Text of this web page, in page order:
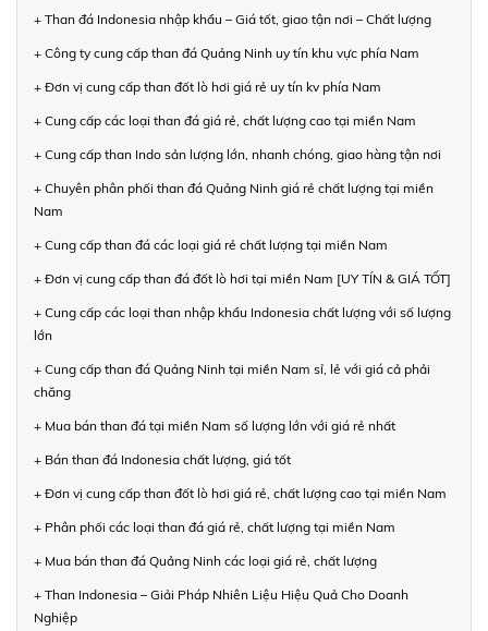
+ Than đá Indonesia nhập khẩu – Giá tốt, giao tận nơi – Chất lượng
+ Công ty cung cấp than đá Quảng Ninh uy tín khu vực phía Nam
+ Đơn vị cung cấp than đốt lò hơi giá rẻ uy tín kv phía Nam
+ Cung cấp các loại than đá giá rẻ, chất lượng cao tại miền Nam
+ Cung cấp than Indo sản lượng lớn, nhanh chóng, giao hàng tận nơi
+ Chuyên phân phối than đá Quảng Ninh giá rẻ chất lượng tại miền
Nam
+ Cung cấp than đá các loại giá rẻ chất lượng tại miền Nam
+ Đơn vị cung cấp than đá đốt lò hơi tại miền Nam [UY TÍN & GIÁ TỐT]
+ Cung cấp các loại than nhập khẩu Indonesia chất lượng với số lượng
lớn
+ Cung cấp than đá Quảng Ninh tại miền Nam sỉ, lẻ với giá cả phải
chăng
+ Mua bán than đá tại miền Nam số lượng lớn với giá rẻ nhất
+ Bán than đá Indonesia chất lượng, giá tốt
+ Đơn vị cung cấp than đốt lò hơi giá rẻ, chất lượng cao tại miền Nam
+ Phân phối các loại than đá giá rẻ, chất lượng tại miền Nam
+ Mua bán than đá Quảng Ninh các loại giá rẻ, chất lượng
+ Than Indonesia – Giải Pháp Nhiên Liệu Hiệu Quả Cho Doanh
Nghiệp